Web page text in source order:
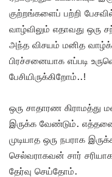
குற்றங்களைப் பற்றி
வாழ்விலும் எதாவது ஒரு
அந்த விசயம் மனித
பிரச்சனையாக எப்படி
பேசியிருக்கிறோம்..!
ஒரு சாதாரண கிராமத்து
இருக்க வேண்டும். எத்தனை
முடியாத ஒரு நபராக
செல்வராகவன் சார்
தேர்வு செய்தோம்.